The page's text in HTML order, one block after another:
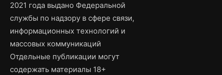
2021 года выдано Федеральной
службы по надзору в сфере связи,
информационных технологий и
массовых коммуникаций
Отдельные публикации могут
содержать материалы 18+